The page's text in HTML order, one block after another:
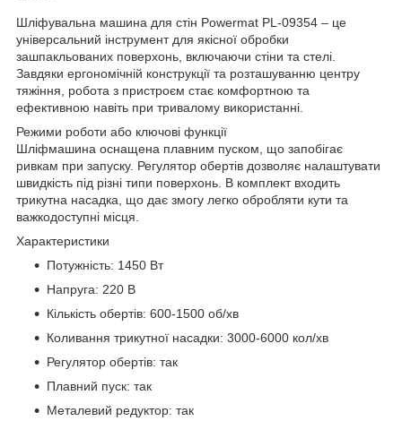
Шліфувальна машина для стін Powermat PL-09354 – це
універсальний інструмент для якісної обробки
зашпакльованих поверхонь, включаючи стіни та стелі.
Завдяки ергономічній конструкції та розташуванню центру
тяжіння, робота з пристроєм стає комфортною та
ефективною навіть при тривалому використанні.
Режими роботи або ключові функції
Шліфмашина оснащена плавним пуском, що запобігає
ривкам при запуску. Регулятор обертів дозволяє налаштувати
швидкість під різні типи поверхонь. В комплект входить
трикутна насадка, що дає змогу легко обробляти кути та
важкодоступні місця.
Характеристики
Потужність: 1450 Вт
Напруга: 220 В
Кількість обертів: 600-1500 об/хв
Коливання трикутної насадки: 3000-6000 кол/хв
Регулятор обертів: так
Плавний пуск: так
Металевий редуктор: так